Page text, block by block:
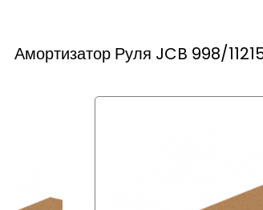
Амортизатор Руля JCB 998/